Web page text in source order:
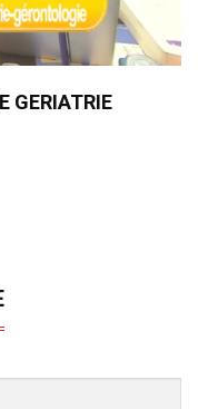
GERIATRIE